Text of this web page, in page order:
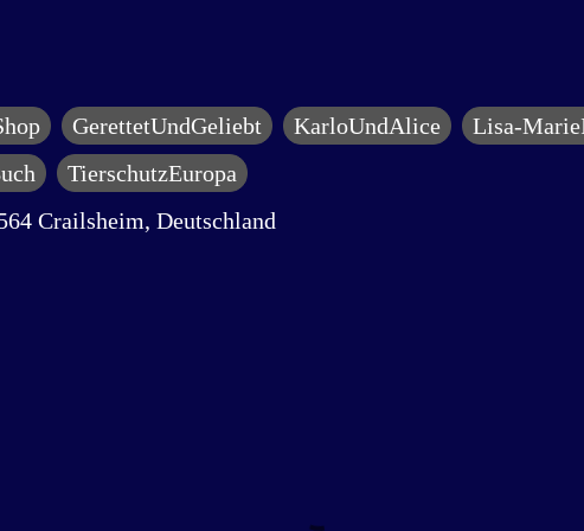
GerettetUndGeliebt KarloUndAlice
Lisa-
TierschutzEuropa
Crailsheim, Deutschland